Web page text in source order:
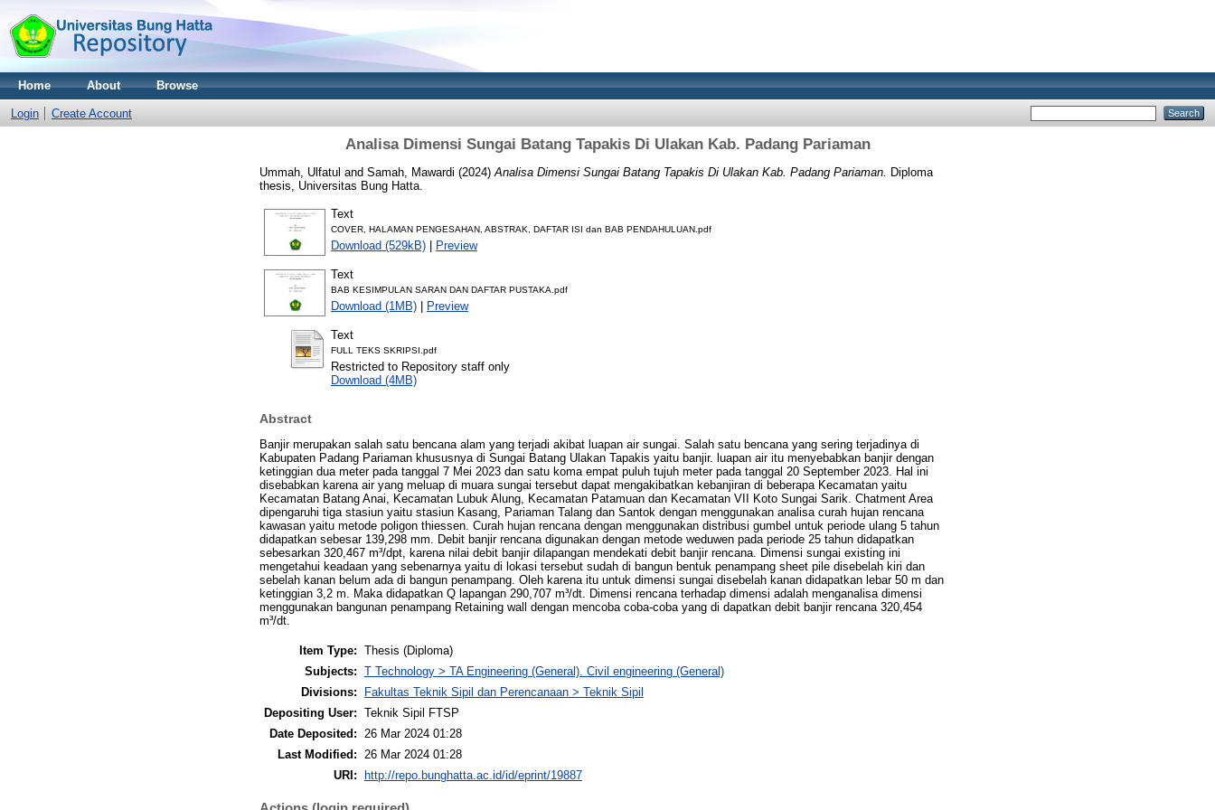
Home About Browse
Login Create Account
Analisa Dimensi Sungai Batang Tapakis Di Ulakan Kab. Padang Pariaman
Ummah, Ulfatul and Samah, Mawardi (2024) Analisa Dimensi Sungai Batang Tapakis Di Ulakan Kab. Padang Pariaman.
Diploma
thesis, Universitas Bung Hatta.
Text
COVER, HALAMAN PENGESAHAN, ABSTRAK, DAFTAR ISI dan BAB PENDAHULUAN.pdf
Download (529kB) | Preview
Text
BAB KESIMPULAN SARAN DAN DAFTAR PUSTAKA.pdf
Download (1MB) | Preview
Text
FULL TEKS SKRIPSI.pdf
Restricted to Repository staff only
Download (4MB)
Abstract
Banjir merupakan salah satu bencana alam yang terjadi akibat luapan air sungai. Salah satu bencana yang sering terjadinya di
Kabupaten Padang Pariaman khususnya di Sungai Batang Ulakan Tapakis yaitu banjir. luapan air itu menyebabkan banjir dengan
ketinggian dua meter pada tanggal 7 Mei 2023 dan satu koma empat puluh tujuh meter pada tanggal 20 September 2023. Hal ini
disebabkan karena air yang meluap di muara sungai tersebut dapat mengakibatkan kebanjiran di beberapa Kecamatan yaitu
Kecamatan Batang Anai, Kecamatan Lubuk Alung, Kecamatan Patamuan dan Kecamatan VII Koto Sungai Sarik. Chatment Area
dipengaruhi tiga stasiun yaitu stasiun Kasang, Pariaman Talang dan Santok dengan menggunakan analisa curah hujan rencana
kawasan yaitu metode poligon thiessen. Curah hujan rencana dengan menggunakan distribusi gumbel untuk periode ulang 5 tahun
didapatkan sebesar 139,298 mm. Debit banjir rencana digunakan dengan metode weduwen pada periode 25 tahun didapatkan
sebesarkan 320,467 m³/dpt, karena nilai debit banjir dilapangan mendekati debit banjir rencana. Dimensi sungai existing ini
mengetahui keadaan yang sebenarnya yaitu di lokasi tersebut sudah di bangun bentuk penampang sheet pile disebelah kiri dan
sebelah kanan belum ada di bangun penampang. Oleh karena itu untuk dimensi sungai disebelah kanan didapatkan lebar 50 m dan
ketinggian 3,2 m. Maka didapatkan Q lapangan 290,707 m³/dt. Dimensi rencana terhadap dimensi adalah menganalisa dimensi
menggunakan bangunan penampang Retaining wall dengan mencoba coba-coba yang di dapatkan debit banjir rencana 320,454
m³/dt.
Item Type: Thesis (Diploma)
Subjects: T Technology > TA Engineering (General). Civil engineering (General)
Divisions:
Fakultas Teknik Sipil dan Perencanaan > Teknik Sipil
Depositing User: Teknik Sipil FTSP
Date Deposited:
26 Mar 2024 01:28
Last Modified:
26 Mar 2024 01:28
URI:
http://repo.bunghatta.ac.id/id/eprint/19887